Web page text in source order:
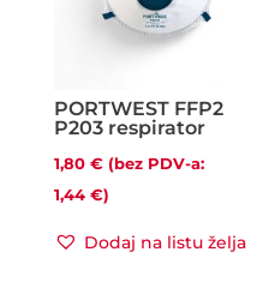
PORTWEST FFP2
P203 respirator
1,80 € (bez PDV-a:
1,44 €)
Dodaj na listu želja